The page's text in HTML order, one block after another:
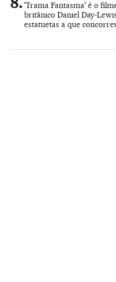
'Trama Fantasma' é o
britânico Daniel Day-
estatuetas a que